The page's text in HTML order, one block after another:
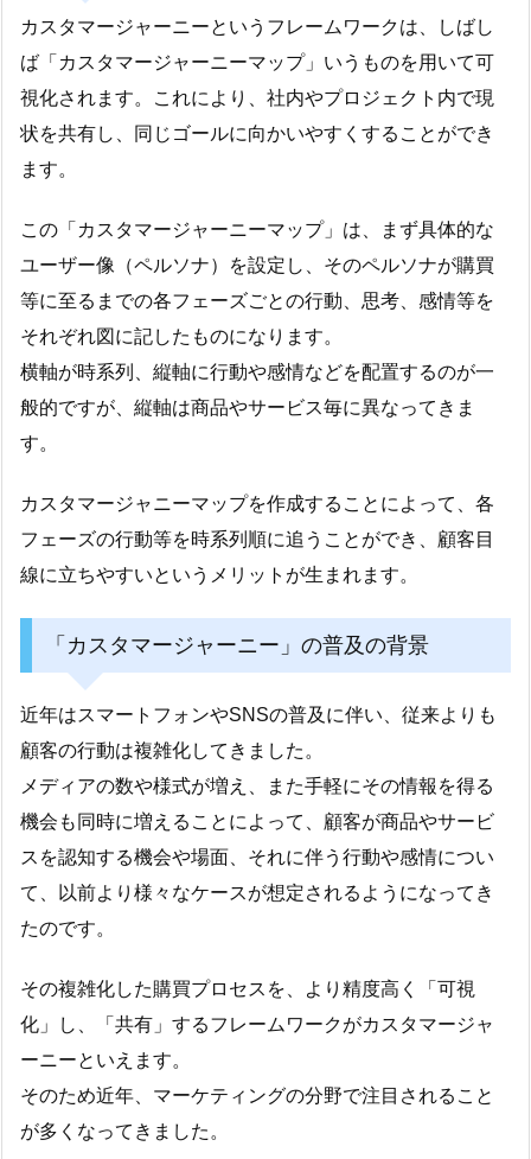
カスタマージャーニーというフレームワークは、しばし
ば「カスタマージャーニーマップ」いうものを用いて可
視化されます。これにより、社内やプロジェクト内で現
状を共有し、同じゴールに向かいやすくすることができ
ます。
この「カスタマージャーニーマップ」は、まず具体的な
ユーザー像（ペルソナ）を設定し、そのペルソナが購買
等に至るまでの各フェーズごとの行動、思考、感情等を
それぞれ図に記したものになります。
横軸が時系列、縦軸に行動や感情などを配置するのが一
般的ですが、縦軸は商品やサービス毎に異なってきま
す。
カスタマージャニーマップを作成することによって、各
フェーズの行動等を時系列順に追うことができ、顧客目
線に立ちやすいというメリットが生まれます。
「カスタマージャーニー」の普及の背景
近年はスマートフォンやSNSの普及に伴い、従来よりも
顧客の行動は複雑化してきました。
メディアの数や様式が増え、また手軽にその情報を得る
機会も同時に増えることによって、顧客が商品やサービ
スを認知する機会や場面、それに伴う行動や感情につい
て、以前より様々なケースが想定されるようになってき
たのです。
その複雑化した購買プロセスを、より精度高く「可視
化」し、「共有」するフレームワークがカスタマージャ
ーニーといえます。
そのため近年、マーケティングの分野で注目されること
が多くなってきました。